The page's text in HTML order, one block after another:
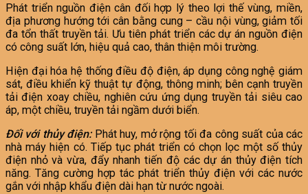
Phát triển nguồn điện cân đối hợp lý theo lợi thế vùng, miền,
địa phương hướng tới cân bằng cung – cầu nội vùng, giảm tối
đa tổn thất truyền tải. Ưu tiên phát triển các dự án nguồn điện
có công suất lớn, hiệu quả cao, thân thiện môi trường.
Hiện đại hóa hệ thống điều độ điện, áp dụng công nghệ giám
sát, điều khiển kỹ thuật tự động, thông minh; bên cạnh truyền
tải điện xoay chiều, nghiên cứu ứng dụng truyền tải siêu cao
áp, một chiều, truyền tải ngầm dưới biển.
Đối với thủy điện:Phát huy, mở rộng tối đa công suất của các
nhà máy hiện có. Tiếp tục phát triển có chọn lọc một số thủy
điện nhỏ và vừa, đẩy nhanh tiến độ các dự án thủy điện tích
năng. Tăng cường hợp tác phát triển thủy điện với các nước
gắn với nhập khẩu điện dài hạn từ nước ngoài.